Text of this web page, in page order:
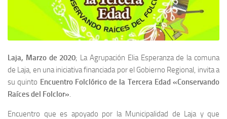
Laja, Marzo de 2020; La Agrupación Elia Esperanza de la comuna
de Laja, en una iniciativa financiada por el Gobierno Regional, invita a
su quinto Encuentro Folclórico de la Tercera Edad «Conservando
Raíces del Folclor».
Encuentro que es apoyado por la Municipalidad de Laja y que